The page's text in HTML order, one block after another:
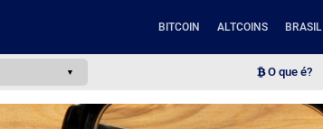
BITCOIN ALTCOINS BRASIL
O que é?